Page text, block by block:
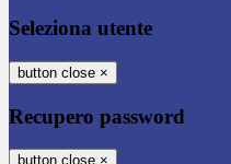
Seleziona utente
button close ×
Recupero password
button close ×